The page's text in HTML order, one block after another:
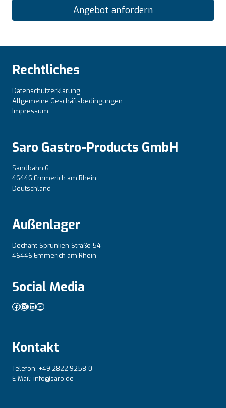
Angebot anfordern
Rechtliches
Datenschutzerklärung
Allgemeine Geschäftsbedingungen
Impressum
Saro Gastro-Products GmbH
Sandbahn 6
46446 Emmerich am Rhein
Deutschland
Außenlager
Dechant-Sprünken-Straße 54
46446 Emmerich am Rhein
Social Media
Facebook
Instagram
LinkedIn
YouTube
Kontakt
Telefon: +49 2822 9258-0
E-Mail: info@saro.de